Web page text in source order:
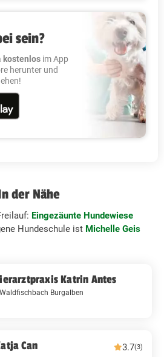
sein?
kostenlos im App
herunter und
der Nähe
Eingezäunte Hundewiese
Hundeschule ist Michelle Geis
Katrin Antes
Waldfischbach Burgalben
Can 3.7(3)